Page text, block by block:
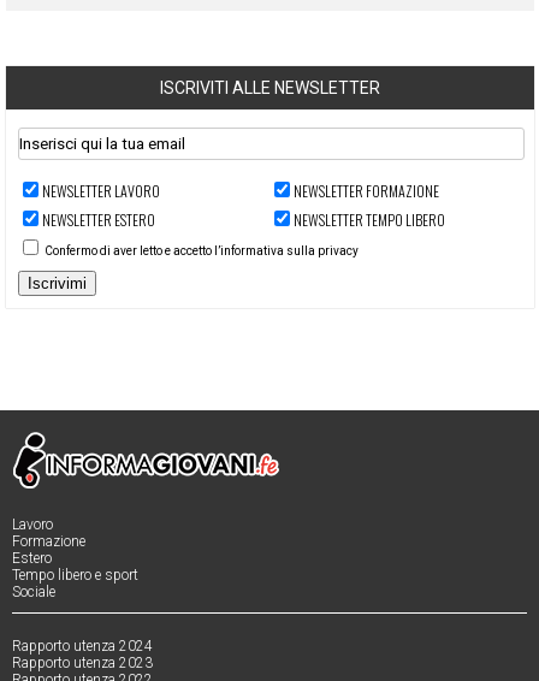
ISCRIVITI ALLE NEWSLETTER
NEWSLETTER LAVORO
NEWSLETTER FORMAZIONE
NEWSLETTER ESTERO
NEWSLETTER TEMPO LIBERO
Confermo di aver letto e accetto l’informativa sulla privacy
Iscrivimi
Lavoro
Formazione
Estero
Tempo libero e sport
Sociale
Rapporto utenza 2024
Rapporto utenza 2023